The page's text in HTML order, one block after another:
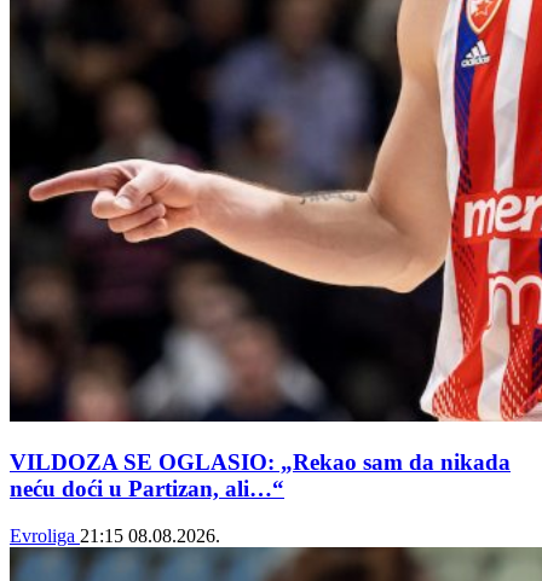
VILDOZA SE OGLASIO: „Rekao sam da nikada
neću doći u Partizan, ali…“
Evroliga 21:15 08.08.2026.